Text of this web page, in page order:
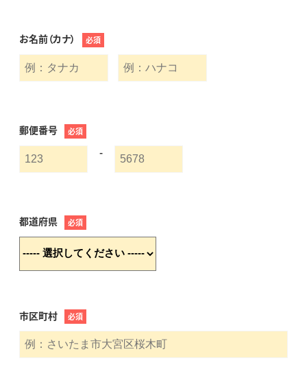
お名前（カナ） 必須
郵便番号 必須
-
都道府県 必須
市区町村 必須